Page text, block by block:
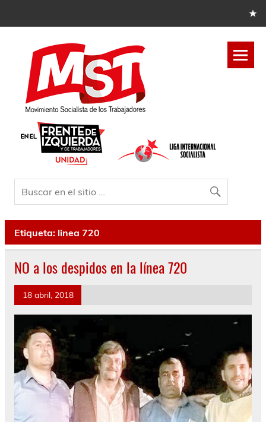
Etiqueta: linea 720
NO a los despidos en la línea 720
18 abril, 2018